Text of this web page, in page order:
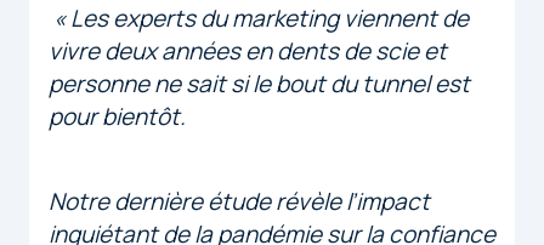
« Les experts du marketing viennent de
vivre deux années en dents de scie et
personne ne sait si le bout du tunnel est
pour bientôt.
Notre dernière étude révèle l’impact
inquiétant de la pandémie sur la confiance